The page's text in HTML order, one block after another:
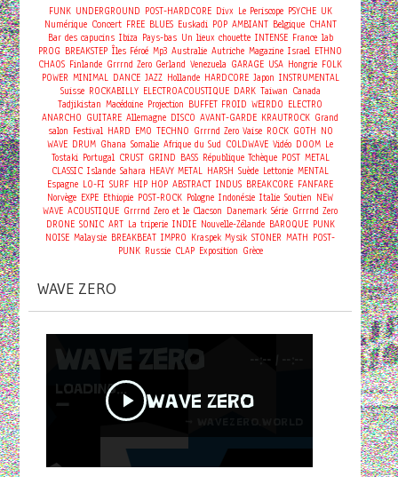
FUNK UNDERGROUND POST-HARDCORE Divx Le Periscope PSYCHE UK
Numérique Concert FREE BLUES Euskadi POP AMBIANT Belgique CHANT
Bar des capucins Ibiza Pays-bas Un lieux chouette INTENSE France lab
PROG BREAKSTEP Îles Féroé Mp3 Australie Autriche Magazine Israel ETHNO
CHAOS Finlande Grrrnd Zero Gerland Venezuela GARAGE USA Hongrie FOLK
POWER MINIMAL DANCE JAZZ Hollande HARDCORE Japon INSTRUMENTAL
Suisse ROCKABILLY ELECTROACOUSTIQUE DARK Taiwan Canada
Tadjikistan Macédoine Projection BUFFET FROID WEIRDO ELECTRO
ANARCHO GUITARE Allemagne DISCO AVANT-GARDE KRAUTROCK Grand
salon Festival HARD EMO TECHNO Grrrnd Zero Vaise ROCK GOTH NO
WAVE DRUM Ghana Somalie Afrique du Sud COLDWAVE Vidéo DOOM Le
Tostaki Portugal CRUST GRIND BASS République Tchèque POST METAL
CLASSIC Islande Sahara HEAVY METAL HARSH Suède Lettonie MENTAL
Espagne LO-FI SURF HIP HOP ABSTRACT INDUS BREAKCORE FANFARE
Norvège EXPE Ethiopie POST-ROCK Pologne Indonésie Italie Soutien NEW
WAVE ACOUSTIQUE Grrrnd Zero et le Clacson Danemark Série Grrrnd Zero
DRONE SONIC ART La triperie INDIE Nouvelle-Zélande BAROQUE PUNK
NOISE Malaysie BREAKBEAT IMPRO Kraspek Mysik STONER MATH POST-
PUNK Russie CLAP Exposition Grèce
WAVE ZERO